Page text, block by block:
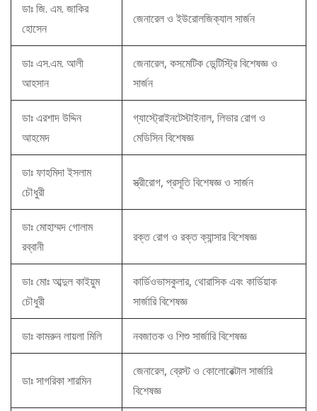
ডাঃ জি. এম. জাকির
হোসেন
জেনারেল ও ইউরোলজিক্যাল সার্জন
ডাঃ এস.এম. আলী
আহসান
জেনারেল, কসমেটিক ডেন্টিস্ট্রি বিশেষজ্ঞ ও
সার্জন
ডাঃ এরশাদ উদ্দিন
আহমেদ
গ্যাস্ট্রোইনটেস্টাইনাল, লিভার রোগ ও
মেডিসিন বিশেষজ্ঞ
ডাঃ ফাহমিদা ইসলাম
চৌধুরী
স্ত্রীরোগ, প্রসূতি বিশেষজ্ঞ ও সার্জন
ডাঃ মোহাম্মদ গোলাম
রব্বানী
রক্ত রোগ ও রক্ত ​​ক্যান্সার বিশেষজ্ঞ
ডাঃ মোঃ আব্দুল কাইয়ুম
চৌধুরী
কার্ডিওভাসকুলার, থোরাসিক এবং কার্ডিয়াক
সার্জারি বিশেষজ্ঞ
ডাঃ কামরুন লায়লা মিলি নবজাতক ও শিশু সার্জারি বিশেষজ্ঞ
ডাঃ সাগরিকা শারমিন
জেনারেল, ব্রেস্ট ও কোলোরেক্টাল সার্জারি
বিশেষজ্ঞ